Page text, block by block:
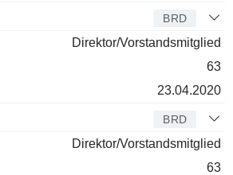
BRD
Direktor/Vorstandsmitglied
63
23.04.2020
BRD
Direktor/Vorstandsmitglied
63